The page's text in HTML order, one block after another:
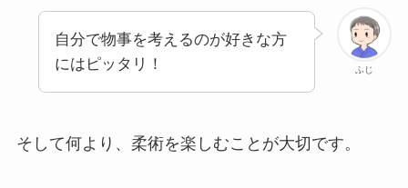
ふじ
自分で物事を考えるのが好きな方
にはピッタリ！
そして何より、柔術を楽しむことが大切です。